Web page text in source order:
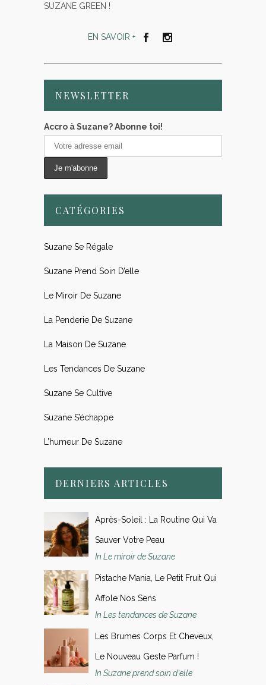
SUZANE GREEN !
EN SAVOIR +
NEWSLETTER
Accro à Suzane? Abonne toi!
CATÉGORIES
Suzane Se Régale
Suzane Prend Soin D’elle
Le Miroir De Suzane
La Penderie De Suzane
La Maison De Suzane
Les Tendances De Suzane
Suzane Se Cultive
Suzane S’échappe
L’humeur De Suzane
DERNIERS ARTICLES
Après-Soleil : La Routine Qui Va
Sauver Votre Peau
In Le miroir de Suzane
Pistache Mania, Le Petit Fruit Qui
Affole Nos Sens
In Les tendances de Suzane
Les Brumes Corps Et Cheveux,
Le Nouveau Geste Parfum !
In Suzane prend soin d'elle